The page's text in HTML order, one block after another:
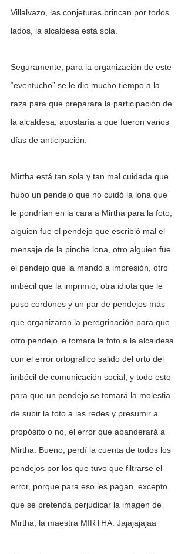
Villalvazo, las conjeturas brincan por todos
lados, la alcaldesa está sola.
Seguramente, para la organización de este
“eventucho” se le dio mucho tiempo a la
raza para que preparara la participación de
la alcaldesa, apostaría a que fueron varios
días de anticipación.
Mirtha está tan sola y tan mal cuidada que
hubo un pendejo que no cuidó la lona que
le pondrían en la cara a Mirtha para la foto,
alguien fue el pendejo que escribió mal el
mensaje de la pinche lona, otro alguien fue
el pendejo que la mandó a impresión, otro
imbécil que la imprimió, otra idiota que le
puso cordones y un par de pendejos más
que organizaron la peregrinación para que
otro pendejo le tomara la foto a la alcaldesa
con el error ortográfico salido del orto del
imbécil de comunicación social, y todo esto
para que un pendejo se tomará la molestia
de subir la foto a las redes y presumir a
propósito o no, el error que abanderará a
Mirtha. Bueno, perdí la cuenta de todos los
pendejos por los que tuvo que filtrarse el
error, porque para eso les pagan, excepto
que se pretenda perjudicar la imagen de
Mirtha, la maestra MIRTHA. Jajajajajaa